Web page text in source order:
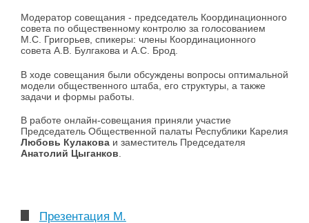
Модератор совещания - председатель Координационного
совета по общественному контролю за голосованием
М.С. Григорьев, спикеры: члены Координационного
совета А.В. Булгакова и А.С. Брод.
В ходе совещания были обсуждены вопросы оптимальной
модели общественного штаба, его структуры, а также
задачи и формы работы.
В работе онлайн-совещания приняли участие
Председатель Общественной палаты Республики Карелия
Любовь Кулакова и заместитель Председателя
Анатолий Цыганков.
Презентация М.